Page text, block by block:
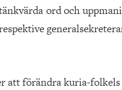
ord och
att förändra kuria-folkels